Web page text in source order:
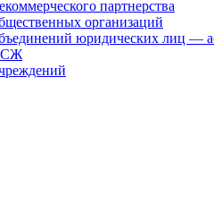
партнерства
организаций
юридических лиц —